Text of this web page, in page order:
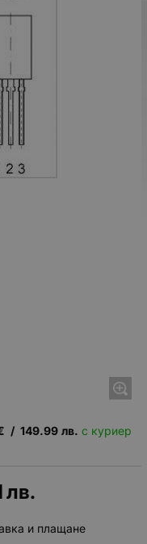
/ 149.99 лв. с куриер
лв.
и плащане